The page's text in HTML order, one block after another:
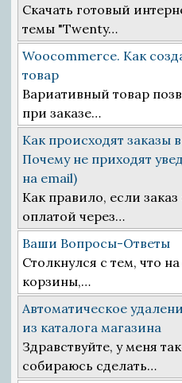
Скачать готовый
темы "Twenty…
Woocommerce. Как
товар
Вариативный товар
при заказе…
Как происходят заказы
Почему не приходят
на email)
Как правило, если
оплатой через…
Ваши Вопросы-Ответы
Столкнулся с тем, что
корзины,…
Автоматическое
из каталога магазина
Здравствуйте, у меня
собираюсь сделать…